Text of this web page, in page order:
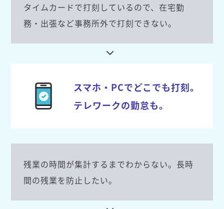
タイムカードで打刻しているので、在宅勤
務・出張など事務所外で打刻できない。
スマホ・PCでどこでも打刻。
テレワークの勤怠も。
残業の時間が集計するまでわからない。長時
間の残業を防止したい。